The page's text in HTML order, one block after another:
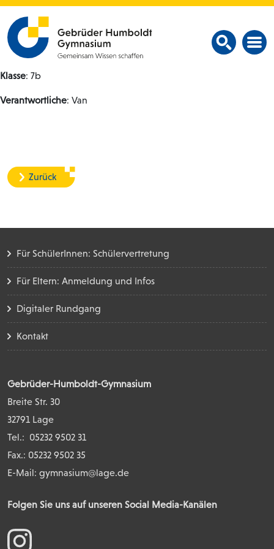
Klasse: 7b
Verantwortliche: Van
Zurück
Für SchülerInnen: Schülervertretung
Für Eltern: Anmeldung und Infos
Digitaler Rundgang
Kontakt
Gebrüder-Humboldt-Gymnasium
Breite Str. 30
32791 Lage
Tel.: 05232 9502 31
Fax.: 05232 9502 35
E-Mail: gymnasium@lage.de
Folgen Sie uns auf unseren Social Media-Kanälen